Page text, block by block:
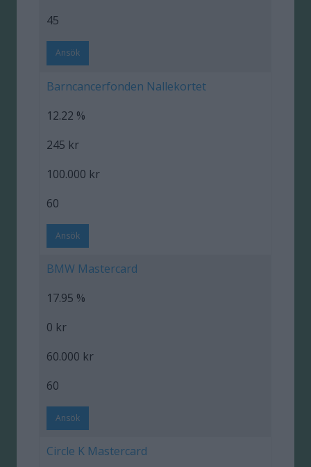
45
Ansök
Barncancerfonden Nallekortet
12.22 %
245 kr
100.000 kr
60
Ansök
BMW Mastercard
17.95 %
0 kr
60.000 kr
60
Ansök
Circle K Mastercard